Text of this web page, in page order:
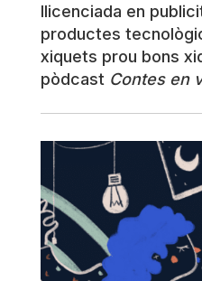
llicenciada en
productes
xiquets prou bons
pòdcast Contes en